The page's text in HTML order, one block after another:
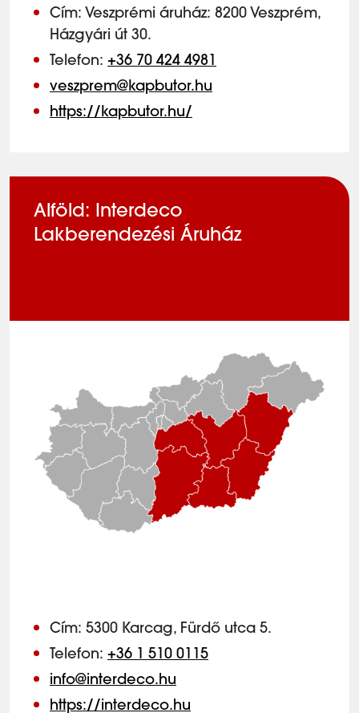
Cím: Veszprémi áruház: 8200 Veszprém,
Házgyári út 30.
Telefon: +36 70 424 4981
veszprem@kapbutor.hu
https://kapbutor.hu/
Alföld: Interdeco
Lakberendezési Áruház
Cím: 5300 Karcag, Fürdő utca 5.
Telefon: +36 1 510 0115
info@interdeco.hu
https://interdeco.hu